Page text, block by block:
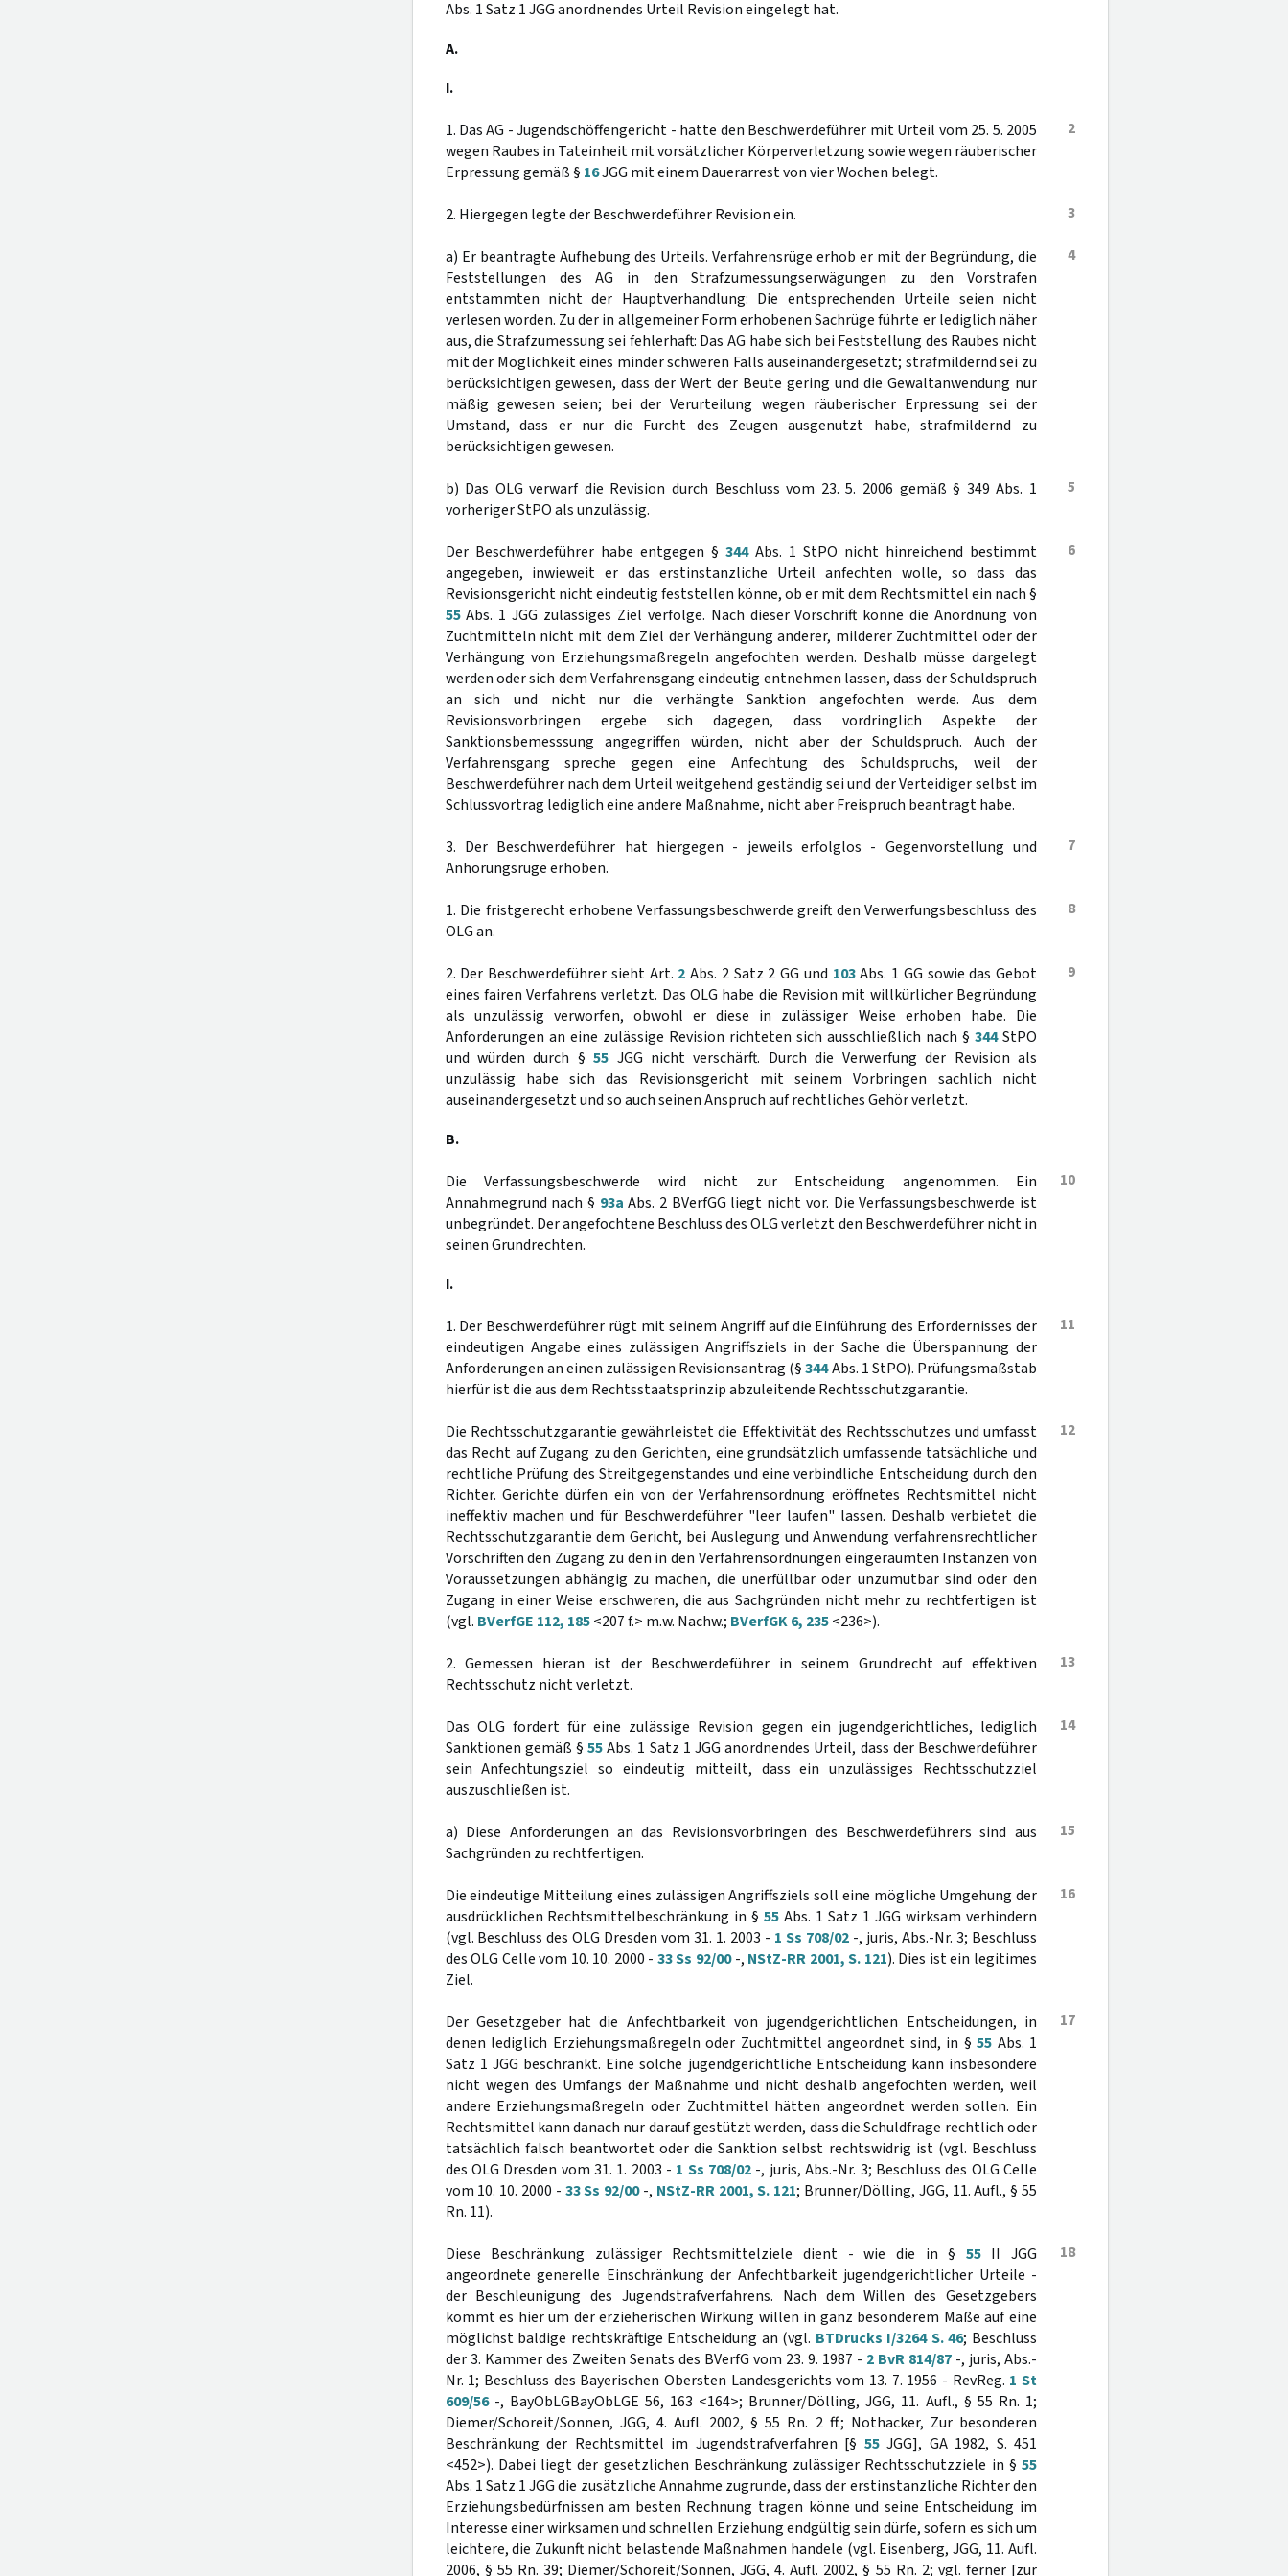
Abs. 1 Satz 1 JGG anordnendes Urteil Revision eingelegt hat.
A.
I.
2
1. Das AG - Jugendschöffengericht - hatte den Beschwerdeführer mit Urteil vom 25. 5. 2005
wegen Raubes in Tateinheit mit vorsätzlicher Körperverletzung sowie wegen räuberischer
Erpressung gemäß § 16JGG mit einem Dauerarrest von vier Wochen belegt.
3
2. Hiergegen legte der Beschwerdeführer Revision ein.
4
a) Er beantragte Aufhebung des Urteils. Verfahrensrüge erhob er mit der Begründung, die
Feststellungen des AG in den Strafzumessungserwägungen zu den Vorstrafen
entstammten nicht der Hauptverhandlung: Die entsprechenden Urteile seien nicht
verlesen worden. Zu der in allgemeiner Form erhobenen Sachrüge führte er lediglich näher
aus, die Strafzumessung sei fehlerhaft: Das AG habe sich bei Feststellung des Raubes nicht
mit der Möglichkeit eines minder schweren Falls auseinandergesetzt; strafmildernd sei zu
berücksichtigen gewesen, dass der Wert der Beute gering und die Gewaltanwendung nur
mäßig gewesen seien; bei der Verurteilung wegen räuberischer Erpressung sei der
Umstand, dass er nur die Furcht des Zeugen ausgenutzt habe, strafmildernd zu
berücksichtigen gewesen.
5
b) Das OLG verwarf die Revision durch Beschluss vom 23. 5. 2006 gemäß § 349 Abs. 1
vorheriger StPO als unzulässig.
6
Der Beschwerdeführer habe entgegen § 344Abs. 1 StPO nicht hinreichend bestimmt
angegeben, inwieweit er das erstinstanzliche Urteil anfechten wolle, so dass das
Revisionsgericht nicht eindeutig feststellen könne, ob er mit dem Rechtsmittel ein nach §
55Abs. 1 JGG zulässiges Ziel verfolge. Nach dieser Vorschrift könne die Anordnung von
Zuchtmitteln nicht mit dem Ziel der Verhängung anderer, milderer Zuchtmittel oder der
Verhängung von Erziehungsmaßregeln angefochten werden. Deshalb müsse dargelegt
werden oder sich dem Verfahrensgang eindeutig entnehmen lassen, dass der Schuldspruch
an sich und nicht nur die verhängte Sanktion angefochten werde. Aus dem
Revisionsvorbringen ergebe sich dagegen, dass vordringlich Aspekte der
Sanktionsbemesssung angegriffen würden, nicht aber der Schuldspruch. Auch der
Verfahrensgang spreche gegen eine Anfechtung des Schuldspruchs, weil der
Beschwerdeführer nach dem Urteil weitgehend geständig sei und der Verteidiger selbst im
Schlussvortrag lediglich eine andere Maßnahme, nicht aber Freispruch beantragt habe.
7
3. Der Beschwerdeführer hat hiergegen - jeweils erfolglos - Gegenvorstellung und
Anhörungsrüge erhoben.
8
1. Die fristgerecht erhobene Verfassungsbeschwerde greift den Verwerfungsbeschluss des
OLG an.
9
2. Der Beschwerdeführer sieht Art. 2 Abs. 2 Satz 2 GG und 103Abs. 1 GG sowie das Gebot
eines fairen Verfahrens verletzt. Das OLG habe die Revision mit willkürlicher Begründung
als unzulässig verworfen, obwohl er diese in zulässiger Weise erhoben habe. Die
Anforderungen an eine zulässige Revision richteten sich ausschließlich nach § 344StPO
und würden durch §55 JGG nicht verschärft. Durch die Verwerfung der Revision als
unzulässig habe sich das Revisionsgericht mit seinem Vorbringen sachlich nicht
auseinandergesetzt und so auch seinen Anspruch auf rechtliches Gehör verletzt.
B.
10
Die Verfassungsbeschwerde wird nicht zur Entscheidung angenommen. Ein
Annahmegrund nach § 93a Abs. 2 BVerfGG liegt nicht vor. Die Verfassungsbeschwerde ist
unbegründet. Der angefochtene Beschluss des OLG verletzt den Beschwerdeführer nicht in
seinen Grundrechten.
I.
11
1. Der Beschwerdeführer rügt mit seinem Angriff auf die Einführung des Erfordernisses der
eindeutigen Angabe eines zulässigen Angriffsziels in der Sache die Überspannung der
Anforderungen an einen zulässigen Revisionsantrag (§344Abs. 1 StPO). Prüfungsmaßstab
hierfür ist die aus dem Rechtsstaatsprinzip abzuleitende Rechtsschutzgarantie.
12
Die Rechtsschutzgarantie gewährleistet die Effektivität des Rechtsschutzes und umfasst
das Recht auf Zugang zu den Gerichten, eine grundsätzlich umfassende tatsächliche und
rechtliche Prüfung des Streitgegenstandes und eine verbindliche Entscheidung durch den
Richter. Gerichte dürfen ein von der Verfahrensordnung eröffnetes Rechtsmittel nicht
ineffektiv machen und für Beschwerdeführer "leer laufen" lassen. Deshalb verbietet die
Rechtsschutzgarantie dem Gericht, bei Auslegung und Anwendung verfahrensrechtlicher
Vorschriften den Zugang zu den in den Verfahrensordnungen eingeräumten Instanzen von
Voraussetzungen abhängig zu machen, die unerfüllbar oder unzumutbar sind oder den
Zugang in einer Weise erschweren, die aus Sachgründen nicht mehr zu rechtfertigen ist
(vgl. BVerfGE 112, 185<207 f.> m.w. Nachw.; BVerfGK 6, 235<236>).
13
2. Gemessen hieran ist der Beschwerdeführer in seinem Grundrecht auf effektiven
Rechtsschutz nicht verletzt.
14
Das OLG fordert für eine zulässige Revision gegen ein jugendgerichtliches, lediglich
Sanktionen gemäß §55Abs. 1 Satz 1 JGG anordnendes Urteil, dass der Beschwerdeführer
sein Anfechtungsziel so eindeutig mitteilt, dass ein unzulässiges Rechtsschutzziel
auszuschließen ist.
15
a) Diese Anforderungen an das Revisionsvorbringen des Beschwerdeführers sind aus
Sachgründen zu rechtfertigen.
16
Die eindeutige Mitteilung eines zulässigen Angriffsziels soll eine mögliche Umgehung der
ausdrücklichen Rechtsmittelbeschränkung in §55 Abs. 1 Satz 1 JGG wirksam verhindern
(vgl. Beschluss des OLG Dresden vom 31. 1. 2003 - 1 Ss 708/02 -, juris, Abs.-Nr. 3; Beschluss
des OLG Celle vom 10. 10. 2000 - 33 Ss 92/00-, NStZ-RR 2001, S. 121). Dies ist ein legitimes
Ziel.
17
Der Gesetzgeber hat die Anfechtbarkeit von jugendgerichtlichen Entscheidungen, in
denen lediglich Erziehungsmaßregeln oder Zuchtmittel angeordnet sind, in § 55 Abs. 1
Satz 1 JGG beschränkt. Eine solche jugendgerichtliche Entscheidung kann insbesondere
nicht wegen des Umfangs der Maßnahme und nicht deshalb angefochten werden, weil
andere Erziehungsmaßregeln oder Zuchtmittel hätten angeordnet werden sollen. Ein
Rechtsmittel kann danach nur darauf gestützt werden, dass die Schuldfrage rechtlich oder
tatsächlich falsch beantwortet oder die Sanktion selbst rechtswidrig ist (vgl. Beschluss
des OLG Dresden vom 31. 1. 2003 - 1 Ss 708/02 -, juris, Abs.-Nr. 3; Beschluss des OLG Celle
vom 10. 10. 2000 - 33 Ss 92/00-, NStZ-RR 2001, S. 121; Brunner/Dölling, JGG, 11. Aufl., § 55
Rn. 11).
18
Diese Beschränkung zulässiger Rechtsmittelziele dient - wie die in § 55II JGG
angeordnete generelle Einschränkung der Anfechtbarkeit jugendgerichtlicher Urteile -
der Beschleunigung des Jugendstrafverfahrens. Nach dem Willen des Gesetzgebers
kommt es hier um der erzieherischen Wirkung willen in ganz besonderem Maße auf eine
möglichst baldige rechtskräftige Entscheidung an (vgl. BTDrucks I/3264 S. 46; Beschluss
der 3. Kammer des Zweiten Senats des BVerfG vom 23. 9. 1987 - 2 BvR 814/87-, juris, Abs.-
Nr. 1; Beschluss des Bayerischen Obersten Landesgerichts vom 13. 7. 1956 - RevReg. 1 St
609/56-, BayObLGBayObLGE 56, 163 <164>; Brunner/Dölling, JGG, 11. Aufl., § 55 Rn. 1;
Diemer/Schoreit/Sonnen, JGG, 4. Aufl. 2002, § 55 Rn. 2 ff.; Nothacker, Zur besonderen
Beschränkung der Rechtsmittel im Jugendstrafverfahren [§ 55JGG], GA 1982, S. 451
<452>). Dabei liegt der gesetzlichen Beschränkung zulässiger Rechtsschutzziele in § 55
Abs. 1 Satz 1 JGG die zusätzliche Annahme zugrunde, dass der erstinstanzliche Richter den
Erziehungsbedürfnissen am besten Rechnung tragen könne und seine Entscheidung im
Interesse einer wirksamen und schnellen Erziehung endgültig sein dürfe, sofern es sich um
leichtere, die Zukunft nicht belastende Maßnahmen handele (vgl. Eisenberg, JGG, 11. Aufl.
2006, § 55 Rn. 39; Diemer/Schoreit/Sonnen, JGG, 4. Aufl. 2002, § 55 Rn. 2; vgl. ferner [zur